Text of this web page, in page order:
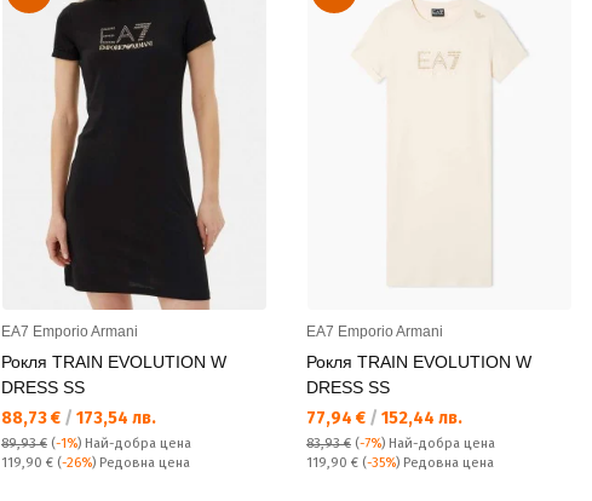
EA7 Emporio Armani
Рокля TRAIN EVOLUTION W
DRESS SS
Текуща цена:
88,73 € / 173,54 лв.
89,93 € (-1%) Най-добра цена
Редовна цена:
119,90 € (-26%) Редовна цена
EA7 Emporio Armani
Рокля TRAIN EVOLUTION W
DRESS SS
Текуща цена:
77,94 € / 152,44 лв.
83,93 € (-7%) Най-добра цена
Редовна цена:
119,90 € (-35%) Редовна цена